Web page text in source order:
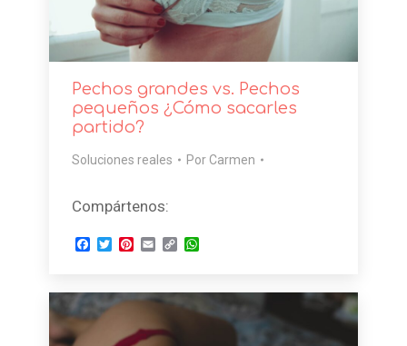
Pechos grandes vs. Pechos
pequeños ¿Cómo sacarles
partido?
Soluciones reales Por Carmen
Compártenos:
Facebook
TwitterPinterest
EmailCopyWhatsApp